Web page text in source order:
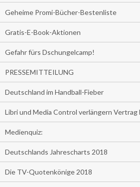
Geheime Promi-Bücher-Bestenliste
Gratis-E-Book-Aktionen
Gefahr fürs Dschungelcamp!
PRESSEMITTEILUNG
Deutschland im Handball-Fieber
Libri und Media Control verlängern
Medienquiz:
Deutschlands Jahrescharts 2018
Die TV-Quotenkönige 2018